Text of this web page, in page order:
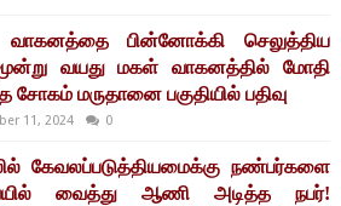
பின்னோக்கி செலுத்திய
வயது மகள் வாகனத்தில் மோதி
சோகம் மருதானை பகுதியில் பதிவு
11, 2024 0
கேவலப்படுத்தியமைக்கு நண்பர்களை
வைத்து ஆணி அடித்த நபர்!